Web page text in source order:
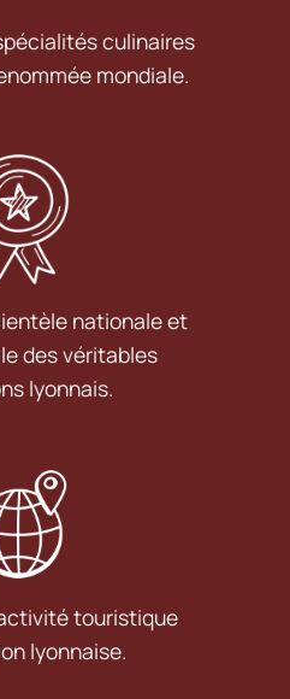
culinaires
mondiale.
nationale et
des véritables
lyonnais.
touristique
lyonnaise.